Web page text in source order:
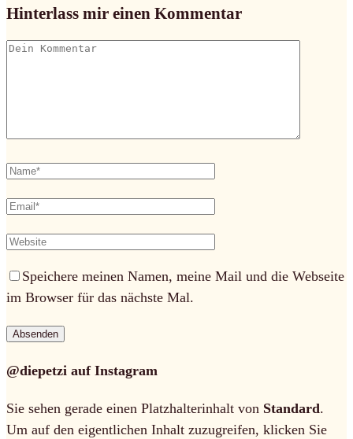
Hinterlass mir einen Kommentar
Speichere meinen Namen, meine Mail und die Webseite
im Browser für das nächste Mal.
@diepetzi auf Instagram
Sie sehen gerade einen Platzhalterinhalt von Standard.
Um auf den eigentlichen Inhalt zuzugreifen, klicken Sie